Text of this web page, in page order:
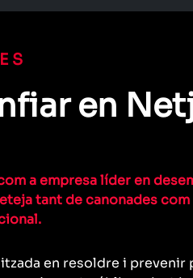
en
a empresa líder en
tant de canonades
en resoldre i prevenir